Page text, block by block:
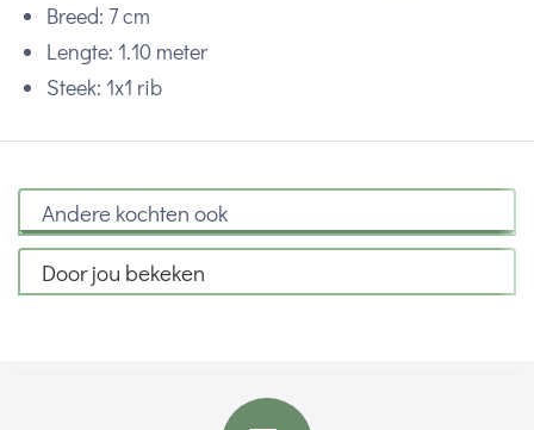
Breed: 7 cm
Lengte: 1.10 meter
Steek: 1x1 rib
Andere kochten ook
Door jou bekeken